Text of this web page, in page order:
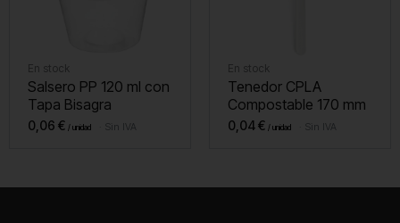
En stock
Salsero PP 120 ml con
Tapa Bisagra
0,06 € Sin IVA
En stock
Tenedor CPLA
Compostable 170 mm
0,04€ Sin IVA